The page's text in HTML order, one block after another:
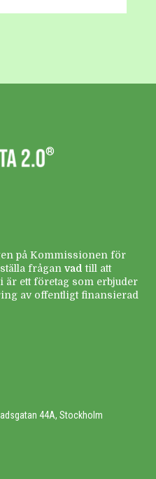
®
på Kommissionen för
frågan vad till att
är ett företag som erbjuder
av offentligt finansierad
44A, Stockholm